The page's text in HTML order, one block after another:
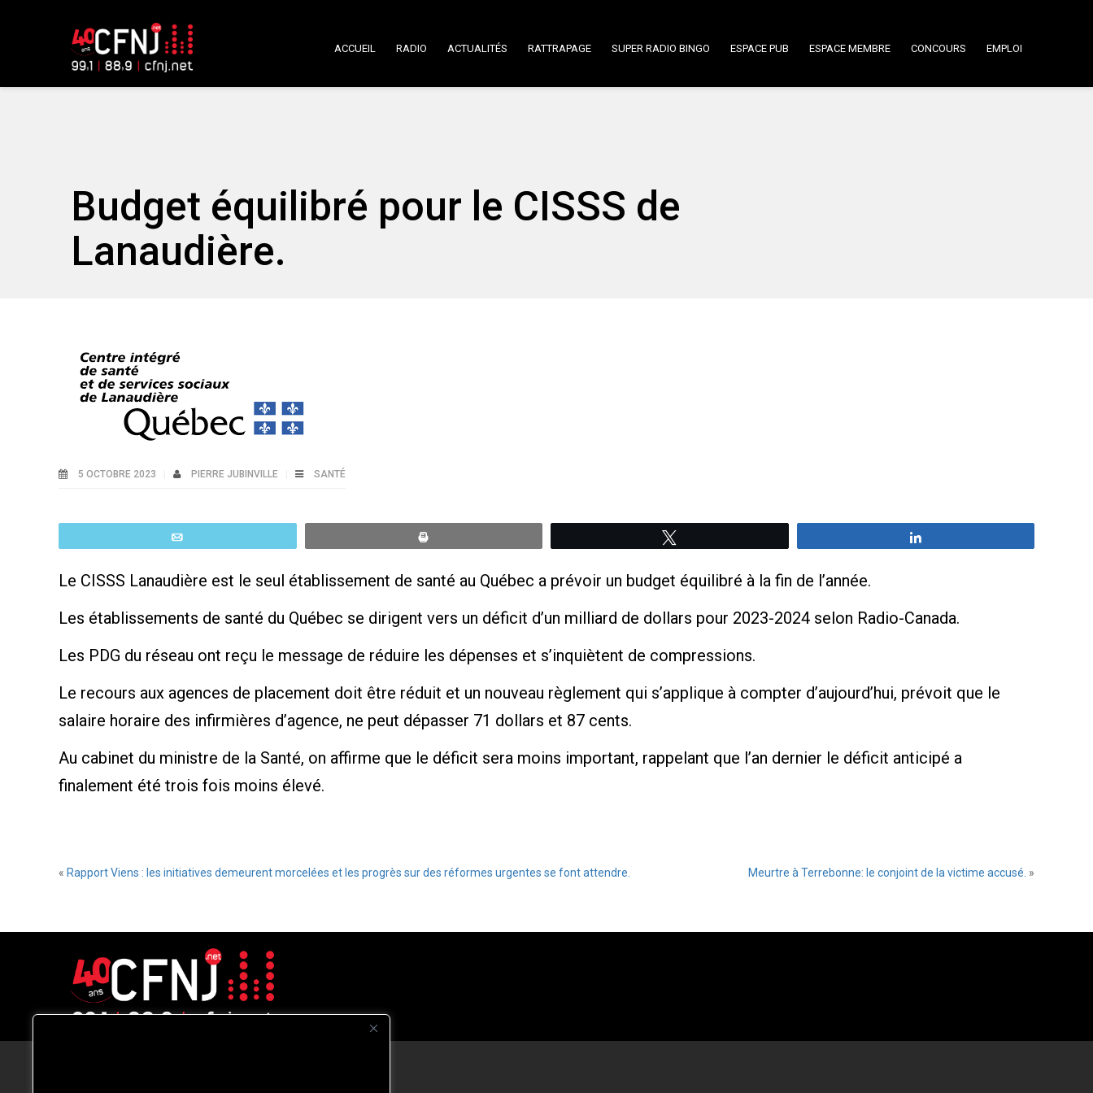
ACCUEIL RADIO ACTUALITÉS RATTRAPAGE SUPER RADIO BINGO ESPACE PUB ESPACE MEMBRE CONCOURS EMPLOI
Budget équilibré pour le CISSS de
Lanaudière.
5 OCTOBRE 2023 PIERRE JUBINVILLE SANTÉ
Le CISSS Lanaudière est le seul établissement de santé au Québec a prévoir un budget équilibré à la fin de l’année.
Les établissements de santé du Québec se dirigent vers un déficit d’un milliard de dollars pour 2023-2024 selon Radio-Canada.
Les PDG du réseau ont reçu le message de réduire les dépenses et s’inquiètent de compressions.
Le recours aux agences de placement doit être réduit et un nouveau règlement qui s’applique à compter d’aujourd’hui, prévoit que le
salaire horaire des infirmières d’agence, ne peut dépasser 71 dollars et 87 cents.
Au cabinet du ministre de la Santé, on affirme que le déficit sera moins important, rappelant que l’an dernier le déficit anticipé a
finalement été trois fois moins élevé.
« Rapport Viens : les initiatives demeurent morcelées et les progrès sur des réformes urgentes se font attendre. Meurtre à Terrebonne: le conjoint de la victime accusé. »